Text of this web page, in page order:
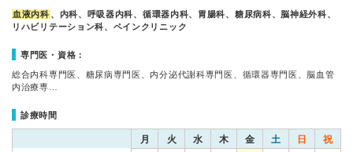
血液内科 、内科、呼吸器内科、循環器内科、胃腸科、糖尿病科、脳神経外科、
リハビリテーション科、ペインクリニック
専門医・資格：
総合内科専門医、糖尿病専門医、内分泌代謝科専門医、循環器専門医、脳血管
内治療専…
診療時間
月 火 水 木 金 土 日 祝